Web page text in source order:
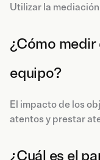
Utilizar la
¿Cómo
equipo?
El impacto de los
atentos y prestar
¿Cuál es el